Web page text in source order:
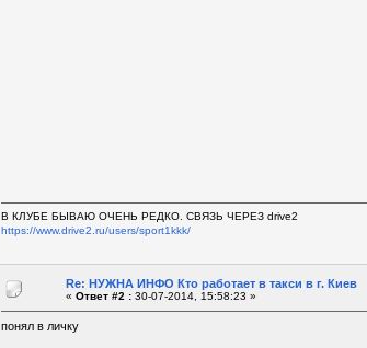
В КЛУБЕ БЫВАЮ ОЧЕНЬ РЕДКО. СВЯЗЬ ЧЕРЕЗ drive2
https://www.drive2.ru/users/sport1kkk/
Re: НУЖНА ИНФО Кто работает в такси в г. Киев
« Ответ #2 :30-07-2014, 15:58:23 »
понял в личку